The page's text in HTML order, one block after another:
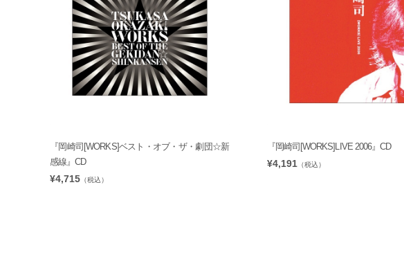
『岡崎司[WORKS]ベスト・オブ・ザ・劇団☆新
感線』CD
¥4,715 （税込）
『岡崎司[WORKS]LIVE 2006』CD
¥4,191（税込）